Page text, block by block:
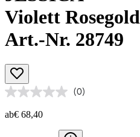
Violett Rosegold
Art.-Nr. 28749
(0)
ab€ 68,40